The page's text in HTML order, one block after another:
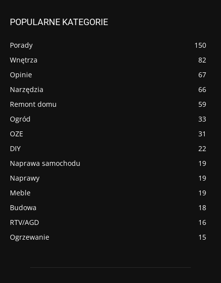
POPULARNE KATEGORIE
Porady
150
Wnętrza
82
Opinie
67
Narzędzia
66
Remont domu
59
Ogród
33
OZE
31
DIY
22
Naprawa samochodu
19
Naprawy
19
Meble
19
Budowa
18
RTV/AGD
16
Ogrzewanie
15